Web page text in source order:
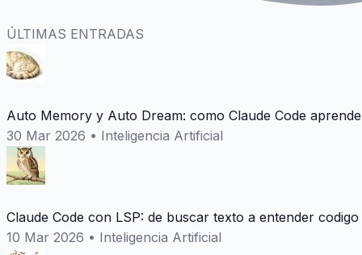
ÚLTIMAS ENTRADAS
Auto Memory y Auto Dream: como Claude Code
30 Mar 2026 • Inteligencia Artificial
Claude Code con LSP: de buscar texto a entender codigo
10 Mar 2026 • Inteligencia Artificial